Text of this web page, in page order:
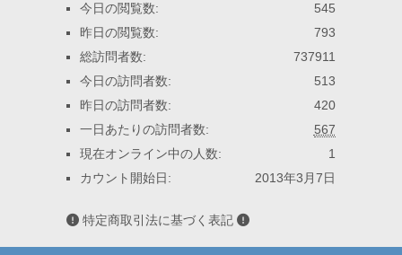
545
今日の閲覧数:
793
昨日の閲覧数:
737911
総訪問者数:
513
今日の訪問者数:
420
昨日の訪問者数:
567
一日あたりの訪問者数:
1
現在オンライン中の人数:
2013年3月7日
カウント開始日:
特定商取引法に基づく表記